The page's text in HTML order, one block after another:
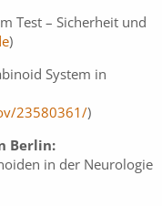
Test – Sicherheit und
)
System in
23580361/)
Berlin:
in der Neurologie